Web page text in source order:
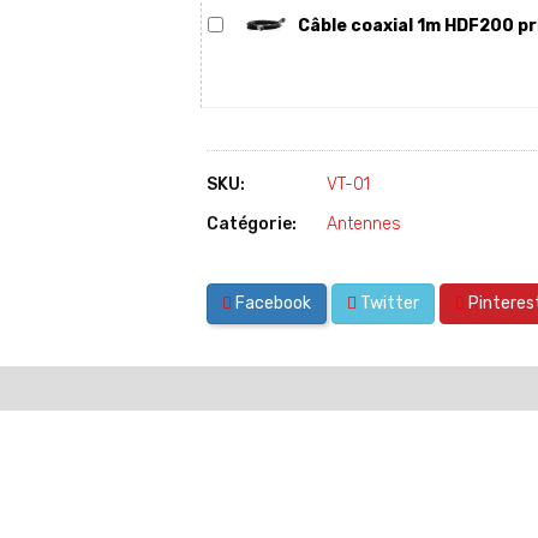
Câble coaxial 1m HDF200
SKU:
VT-01
Catégorie:
Antennes
Facebook Twitter